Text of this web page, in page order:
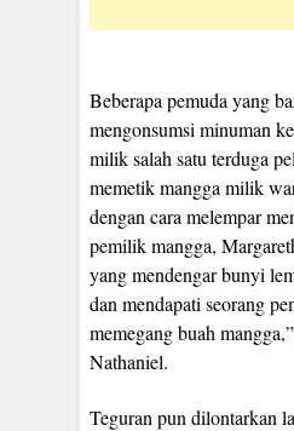
Beberapa pemuda yang
mengonsumsi minuman
milik salah satu terduga
memetik mangga milik
dengan cara melempar
pemilik mangga,
yang mendengar bunyi
dan mendapati seorang
memegang buah
Nathaniel.
Teguran pun dilontarkan